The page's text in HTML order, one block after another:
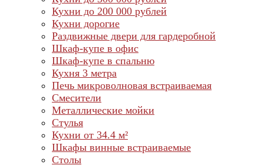
Кухни до 200 000 рублей
Кухни дорогие
Раздвижные двери для гардеробной
Шкаф-купе в офис
Шкаф-купе в спальню
Кухня 3 метра
Печь микроволновая встраиваемая
Смесители
Металлические мойки
Стулья
Кухни от 34.4 м²
Шкафы винные встраиваемые
Столы